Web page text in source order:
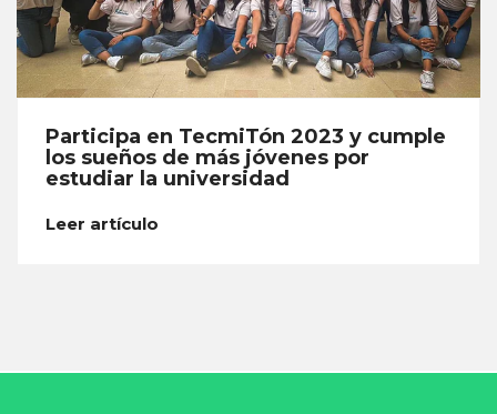
Participa en TecmiTón 2023 y cumple
los sueños de más jóvenes por
estudiar la universidad
Leer artículo